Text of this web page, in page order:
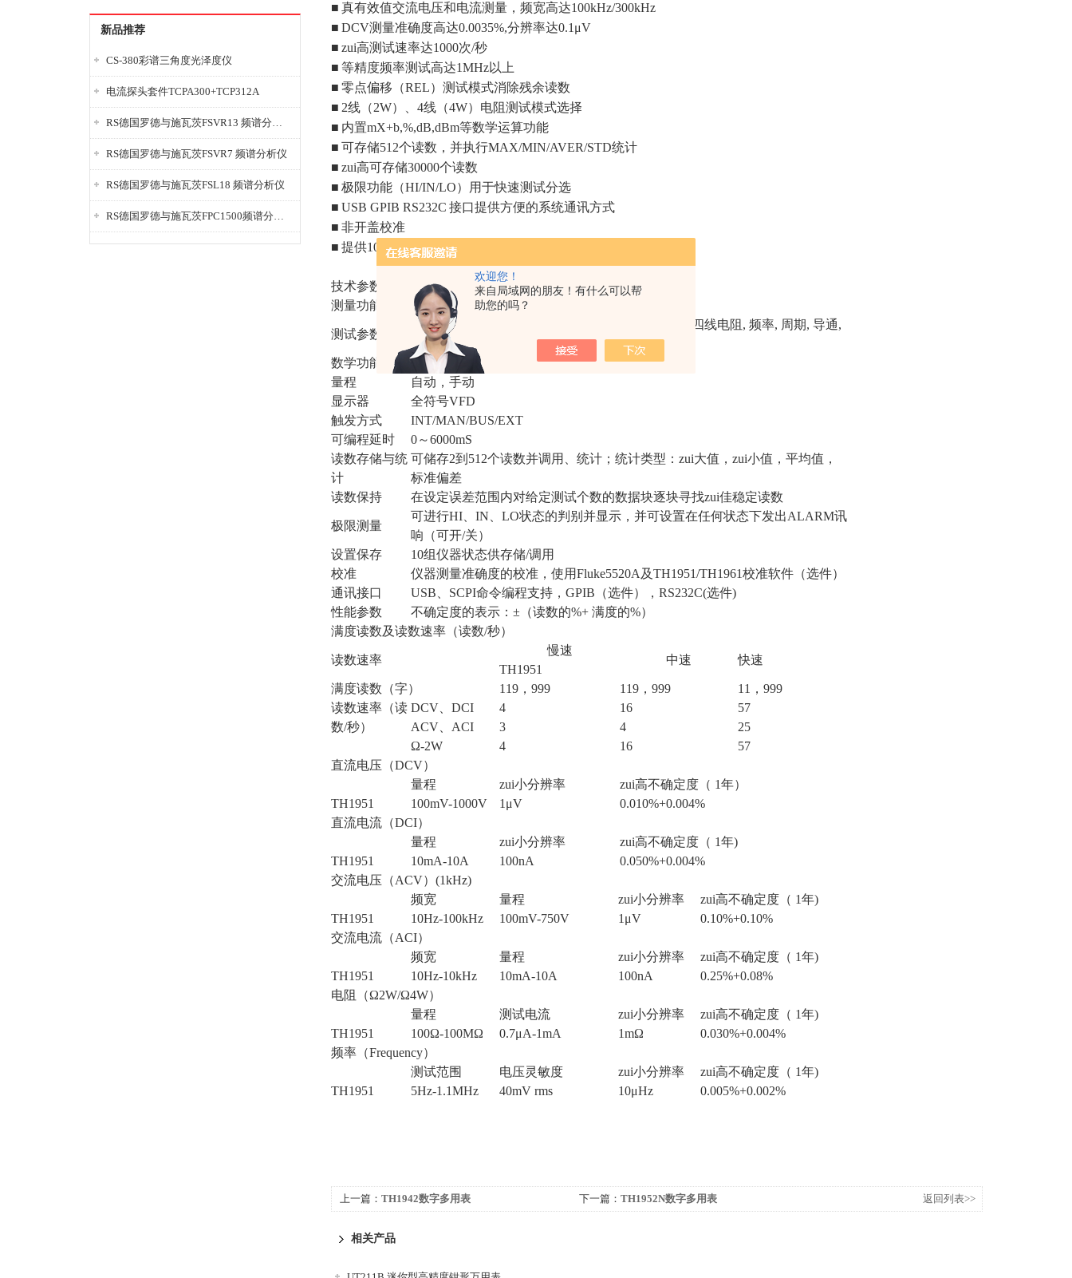
欢迎您！
来自局域网的朋友！有什么可以帮
助您的吗？
新品推荐
CS-380彩谱三角度光泽度仪
电流探头套件TCPA300+TCP312A
RS德国罗德与施瓦茨FSVR13 频谱分析仪
RS德国罗德与施瓦茨FSVR7 频谱分析仪
RS德国罗德与施瓦茨FSL18 频谱分析仪
RS德国罗德与施瓦茨FPC1500频谱分析仪
■ 真有效值交流电压和电流测量，频宽高达100kHz/300kHz
■ DCV测量准确度高达0.0035%,分辨率达0.1μV
■ zui高测试速率达1000次/秒
■ 等精度频率测试高达1MHz以上
■ 零点偏移（REL）测试模式消除残余读数
■ 2线（2W）、4线（4W）电阻测试模式选择
■ 内置mX+b,%,dB,dBm等数学运算功能
■ 可存储512个读数，并执行MAX/MIN/AVER/STD统计
■ zui高可存储30000个读数
■ 极限功能（HI/IN/LO）用于快速测试分选
■ USB GPIB RS232C 接口提供方便的系统通讯方式
■ 非开盖校准
■ 提供10组仪器状态供存储/调用
技术参数
测量功能
测试参数
直流电压,交流电压,直流电流, 交流电流, 两线电阻, 四线电阻, 频率, 周期, 导通,
二极管
数学功能
mX+b, %, dB, dBm, REL
量程
自动，手动
显示器
全符号VFD
触发方式
INT/MAN/BUS/EXT
可编程延时
0～6000mS
读数存储与统
计
可储存2到512个读数并调用、统计；统计类型： zui大值， zui小值，平均值，
标准偏差
读数保持
在设定误差范围内对给定测试个数的数据块逐块寻找zui佳稳定读数
极限测量
可进行HI、IN、LO状态的判别并显示，并可设置在任何状态下发出ALARM讯
响（可开/关）
设置保存
10组仪器状态供存储/调用
校准
仪器测量准确度的校准，使用Fluke5520A及TH1951/TH1961校准软件（选件）
通讯接口
USB、SCPI命令编程支持，GPIB（选件），RS232C(选件)
性能参数
不确定度的表示：±（读数的%+ 满度的%）
满度读数及读数速率（读数/秒）
读数速率
慢速
中速 快速
TH1951
满度读数（字）
119，999 119，999
11，999
读数速率（读
数/秒）
DCV、DCI 4 16
57
ACV、ACI
3 4
25
Ω-2W
4 16
57
直流电压（DCV）
量程
zui小分辨率 zui高不确定度（ 1年）
TH1951
100mV-1000V 1μV
0.010%+0.004%
直流电流（DCI）
量程
zui小分辨率 zui高不确定度（ 1年)
TH1951
10mA-10A 100nA
0.050%+0.004%
交流电压（ACV）(1kHz)
频宽
量程 zui小分辨率 zui高不确定度（ 1年)
TH1951
10Hz-100kHz 100mV-750V 1μV
0.10%+0.10%
交流电流（ACI）
频宽
量程 zui小分辨率 zui高不确定度（ 1年)
TH1951
10Hz-10kHz 10mA-10A 100nA
0.25%+0.08%
电阻（Ω2W/Ω4W）
量程
测试电流 zui小分辨率 zui高不确定度（ 1年)
TH1951
100Ω-100MΩ 0.7μA-1mA 1mΩ
0.030%+0.004%
频率（Frequency）
测试范围
电压灵敏度 zui小分辨率 zui高不确定度（ 1年)
TH1951
5Hz-1.1MHz 40mV rms 10μHz 0.005%+0.002%
上一篇： TH1942数字多用表 下一篇： TH1952N数字多用表 返回列表>>
相关产品